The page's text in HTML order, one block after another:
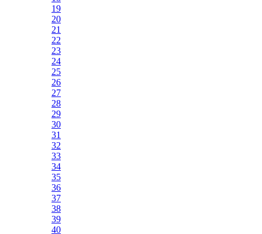
19
20
21
22
23
24
25
26
27
28
29
30
31
32
33
34
35
36
37
38
39
40